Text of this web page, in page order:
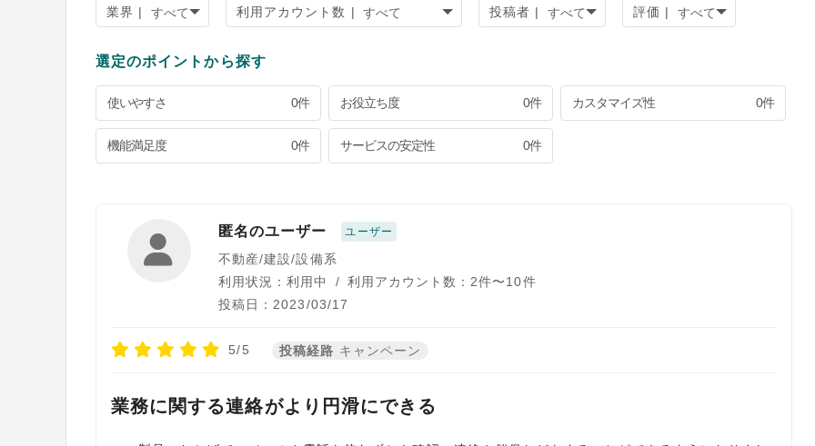
業界 | 利用アカウント数 | 投稿者 | 評価 |
選定のポイントから探す
使いやすさ 0件 お役立ち度 0件 カスタマイズ性 0件
機能満足度 0件 サービスの安定性 0件
匿名のユーザー ユーザー
不動産/建設/設備系
利用状況：利用中
/ 利用アカウント数：2件〜10件
投稿日：2023/03/17
5/5 投稿経路 キャンペーン
業務に関する連絡がより円滑にできる